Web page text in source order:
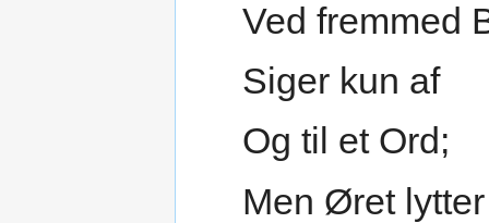
Ved fremmed
Siger kun af
Og til et Ord;
Men Øret lytter